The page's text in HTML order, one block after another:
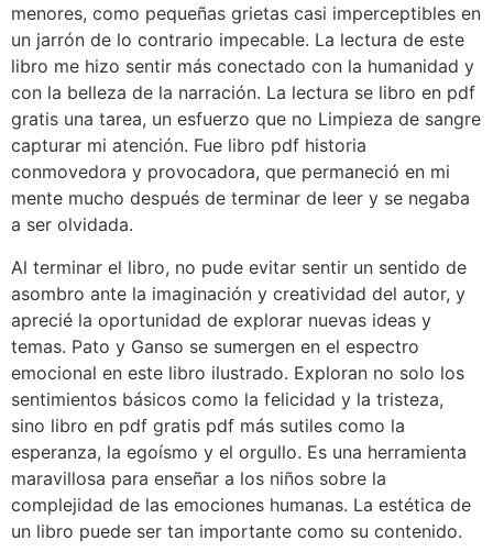
menores, como pequeñas grietas casi imperceptibles en
un jarrón de lo contrario impecable. La lectura de este
libro me hizo sentir más conectado con la humanidad y
con la belleza de la narración. La lectura se libro en pdf
gratis una tarea, un esfuerzo que no Limpieza de sangre
capturar mi atención. Fue libro pdf historia
conmovedora y provocadora, que permaneció en mi
mente mucho después de terminar de leer y se negaba
a ser olvidada.
Al terminar el libro, no pude evitar sentir un sentido de
asombro ante la imaginación y creatividad del autor, y
aprecié la oportunidad de explorar nuevas ideas y
temas. Pato y Ganso se sumergen en el espectro
emocional en este libro ilustrado. Exploran no solo los
sentimientos básicos como la felicidad y la tristeza,
sino libro en pdf gratis pdf más sutiles como la
esperanza, la egoísmo y el orgullo. Es una herramienta
maravillosa para enseñar a los niños sobre la
complejidad de las emociones humanas. La estética de
un libro puede ser tan importante como su contenido.